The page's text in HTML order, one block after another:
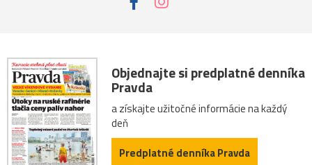
Objednajte si predplatné denníka
Pravda
a získajte užitočné informácie na každý
deň
Predplatné denníka Pravda